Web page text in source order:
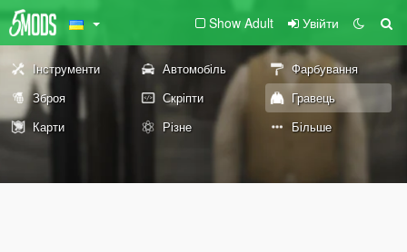
Show Adult Увійти
Інструменти Автомобіль
Фарбування
Зброя
Скріпти
Гравець
Карти
Різне Більше